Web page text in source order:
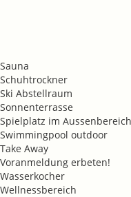
Sauna
Schuhtrockner
Ski Abstellraum
Sonnenterrasse
Spielplatz im Aussenbereich
Swimmingpool outdoor
Take Away
Voranmeldung erbeten!
Wasserkocher
Wellnessbereich